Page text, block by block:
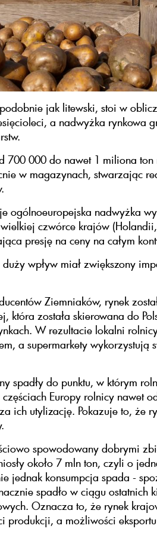
jak litewski, stoi w
a nadwyżka rynkowa
700 000 do nawet 1 miliona ton
w magazynach, stwarzając
ogólnoeuropejska nadwyżka
czwórce krajów
presję na ceny na całym
wpływ miał zwiększony
Ziemniaków, rynek
która została skierowana do
W rezultacie lokalni
a supermarkety wykorzystują
spadły do punktu, w którym
Europy rolnicy nawet
ich utylizację. Pokazuje to, że
spowodowany dobrymi
około 7 mln ton, czyli o
jednak konsumpcja spada -
spadło w ciągu ostatnich
Oznacza to, że rynek
produkcji, a możliwości